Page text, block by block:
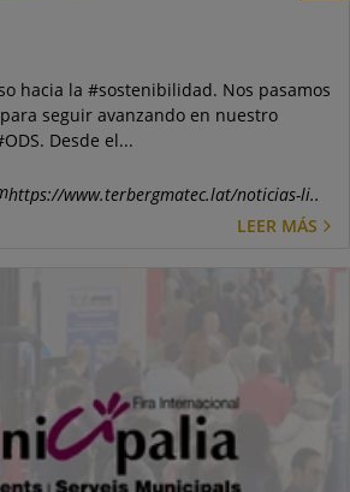
hacia la #sostenibilidad. Nos pasamos
seguir avanzando en nuestro
Desde el...
https://www.terbergmatec.lat/noticias-li..
LEER MÁS